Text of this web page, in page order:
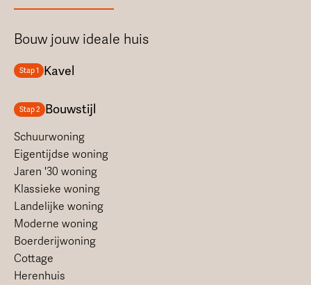
Bouw jouw ideale huis
Stap 1 Kavel
Stap 2 Bouwstijl
Schuurwoning
Eigentijdse woning
Jaren '30 woning
Klassieke woning
Landelijke woning
Moderne woning
Boerderijwoning
Cottage
Herenhuis